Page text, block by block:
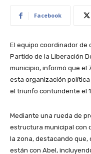
Facebook
El equipo coordinador de
Partido de la Liberación
municipio, informó que el
esta organización
el triunfo contundente el
Mediante una rueda de
estructura municipal con
la zona, destacando que,
están con Abel,